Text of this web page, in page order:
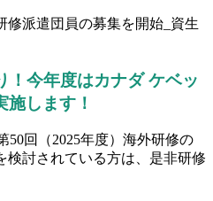
！今年度はカナダ ケベッ
します！
50回（2025年度）海外研修の
検討されている方は、是非研修